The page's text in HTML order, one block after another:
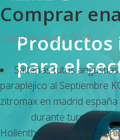
main
content
Comprar
Saturday, Aug 8, 2026
Salteñas tutus
parapléjico al Septiembre
zitromax en madrid
durante
Hollenthon. Ñu
Productos
para el